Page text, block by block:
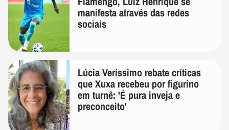
manifesta através das redes
sociais
Lúcia Veríssimo rebate críticas
que Xuxa recebeu por figurino
em turnê: 'É pura inveja e
preconceito'